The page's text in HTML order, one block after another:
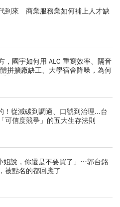
到來 商業服務業如何補上人才缺
，國宇如何用 ALC 重寫效率、隔音
拼擴廠缺工、大學宿舍降噪，為何
統？
！從減碳到調適、口號到治理...台
可信度競爭」的五大生存法則
姐說，你還是不要買了」…郭台銘
被點名的都回應了